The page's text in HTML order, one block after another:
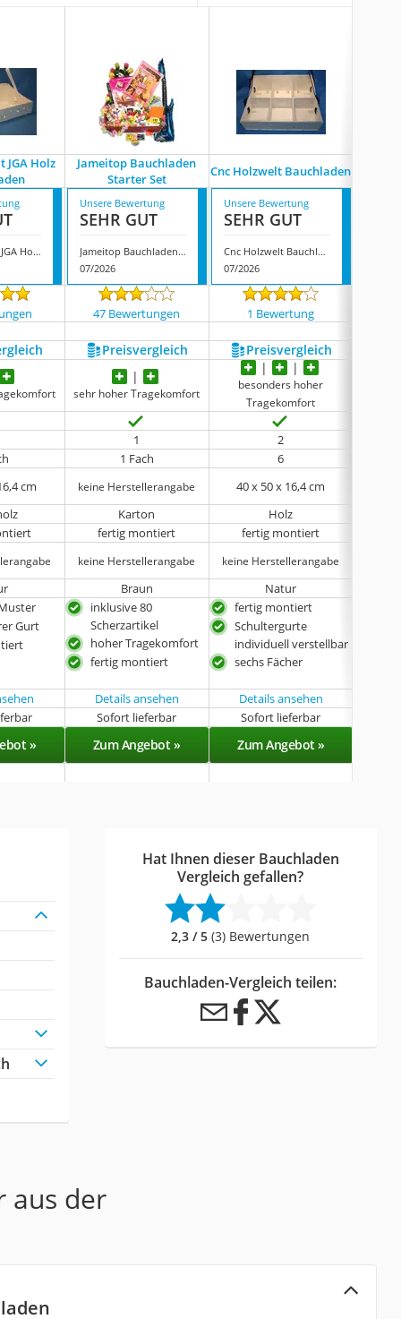
JGA Holz
Jameitop Bauchladen
Starter Set
Cnc Holzwelt Bauchladen
CNC-Holzwelt JGA Holz Bauchladen
Unsere Bewertung
SEHR GUT
Jameitop Bauchladen Starter Set
07/2026
Unsere Bewertung
SEHR GUT
Cnc Holzwelt Bauchladen
07/2026
47 Bewertungen 1 Bewertung
Preis­vergleich Preis­vergleich
sehr hoher Tragekomfort
besonders hoher
Tragekomfort
1
2
1 Fach
6
cm keine Herstellerangabe 40 x 50 x 16,4 cm
Karton Holz
fertig montiert fertig montiert
keine Herstellerangabe keine Herstellerangabe
Braun Natur
Gurt
inklusive 80
Scherzartikel
hoher Tragekomfort
fertig montiert
fertig montiert
Schultergurte
individuell verstellbar
sechs Fächer
Details ansehen
Details ansehen
Sofort lieferbar Sofort lieferbar
» Zum Angebot » Zum Angebot »
Hat Ihnen dieser Bauchladen
Vergleich gefallen?
2,3 / 5 (3) Bewertungen
Bauchladen-Vergleich teilen:
aus der